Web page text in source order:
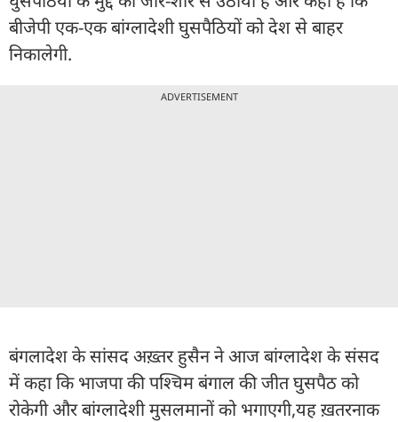
बीजेपी एक-एक बांग्लादेशी घुसपैठियों को देश से बाहर
निकालेगी.
ADVERTISEMENT
बंगलादेश के सांसद अख़्तर हुसैन ने आज बांग्लादेश के संसद
में कहा कि भाजपा की पश्चिम बंगाल की जीत घुसपैठ को
रोकेगी और बांग्लादेशी मुसलमानों को भगाएगी,यह ख़तरनाक